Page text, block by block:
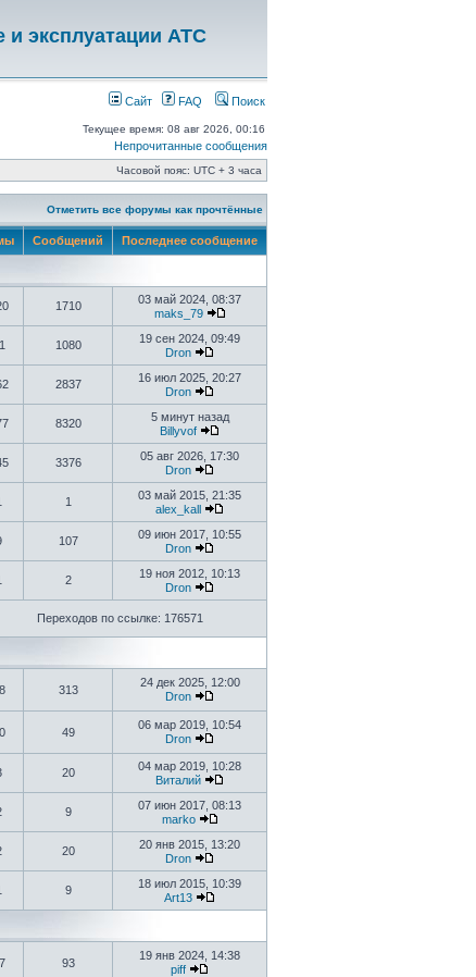
и эксплуатации АТС
Сайт FAQ Поиск
Текущее время: 08 авг 2026, 00:16
Непрочитанные сообщения
Часовой пояс: UTC + 3 часа
Отметить все форумы как прочтённые
Сообщений Последнее сообщение
1710
03 май 2024, 08:37
maks_79
1080
19 сен 2024, 09:49
Dron
2837
16 июл 2025, 20:27
Dron
8320
5 минут назад
Billyvof
3376
05 авг 2026, 17:30
Dron
1
03 май 2015, 21:35
alex_kall
107
09 июн 2017, 10:55
Dron
2
19 ноя 2012, 10:13
Dron
Переходов по ссылке: 176571
313
24 дек 2025, 12:00
Dron
49
06 мар 2019, 10:54
Dron
20
04 мар 2019, 10:28
Виталий
9
07 июн 2017, 08:13
marko
20
20 янв 2015, 13:20
Dron
9
18 июл 2015, 10:39
Art13
93
19 янв 2024, 14:38
piff